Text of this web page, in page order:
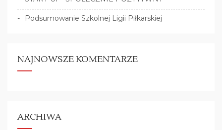
Podsumowanie Szkolnej Ligii Piłkarskiej
NAJNOWSZE KOMENTARZE
ARCHIWA